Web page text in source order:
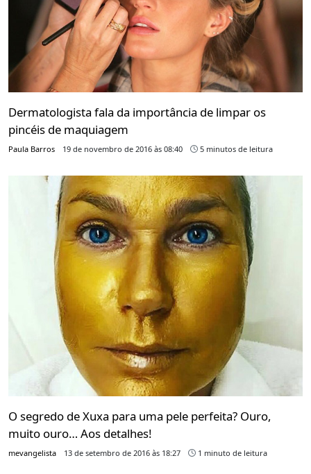
Dermatologista fala da importância de limpar os
pincéis de maquiagem
Paula Barros 19 de novembro de 2016 às 08:40 5 minutos de leitura
O segredo de Xuxa para uma pele perfeita? Ouro,
muito ouro… Aos detalhes!
mevangelista 13 de setembro de 2016 às 18:27 1 minuto de leitura